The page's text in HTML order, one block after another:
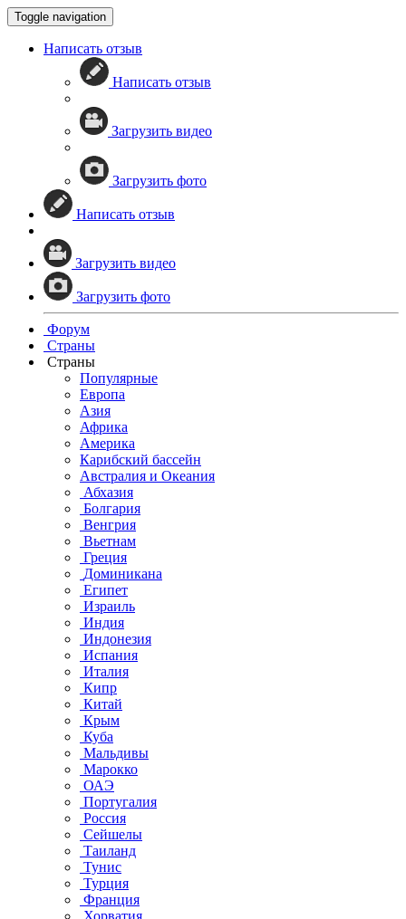
Toggle navigation
Написать отзыв
Написать отзыв
Загрузить видео
Загрузить фото
Написать отзыв
Загрузить видео
Загрузить фото
Форум
Страны
Страны
Популярные
Европа
Азия
Африка
Америка
Карибский бассейн
Австралия и Океания
Абхазия
Болгария
Венгрия
Вьетнам
Греция
Доминикана
Египет
Израиль
Индия
Индонезия
Испания
Италия
Кипр
Китай
Крым
Куба
Мальдивы
Марокко
ОАЭ
Португалия
Россия
Сейшелы
Таиланд
Тунис
Турция
Франция
Хорватия